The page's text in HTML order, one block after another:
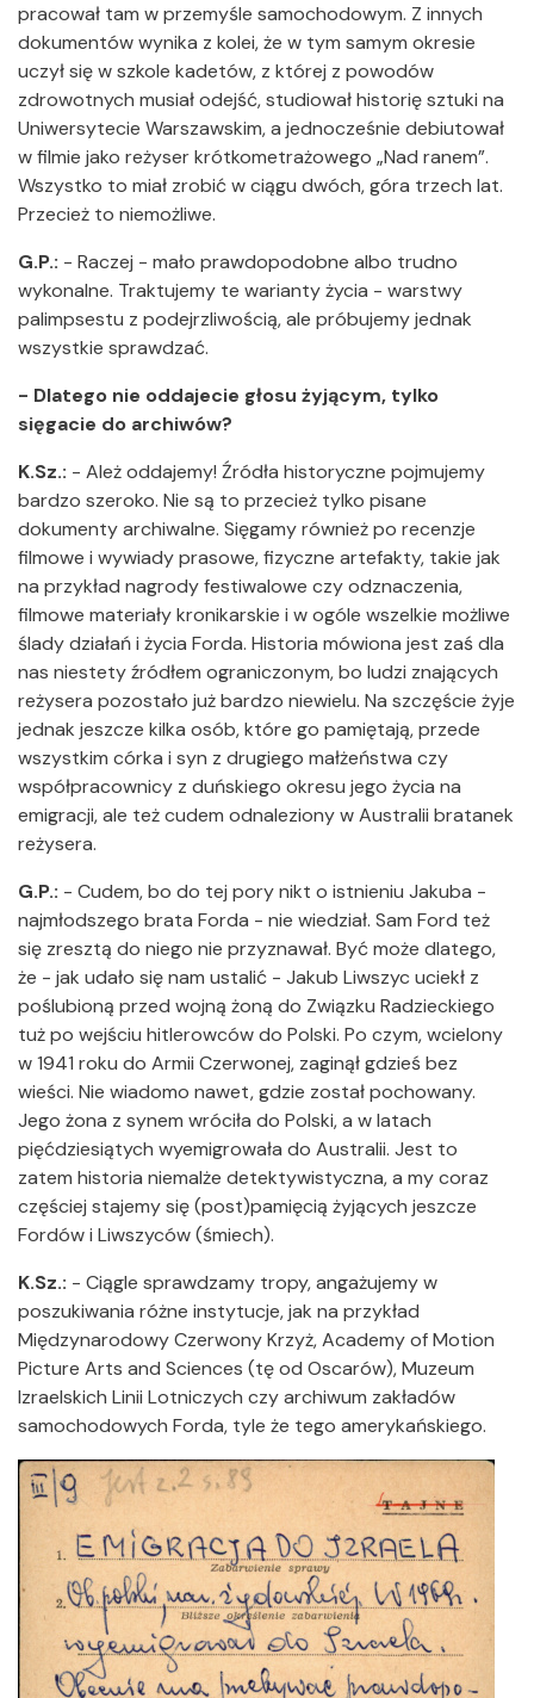
pracował tam w przemyśle samochodowym. Z innych
dokumentów wynika z kolei, że w tym samym okresie
uczył się w szkole kadetów, z której z powodów
zdrowotnych musiał odejść, studiował historię sztuki na
Uniwersytecie Warszawskim, a jednocześnie debiutował
w filmie jako reżyser krótkometrażowego „Nad ranem”.
Wszystko to miał zrobić w ciągu dwóch, góra trzech lat.
Przecież to niemożliwe.
G.P.: - Raczej - mało prawdopodobne albo trudno
wykonalne. Traktujemy te warianty życia - warstwy
palimpsestu z podejrzliwością, ale próbujemy jednak
wszystkie sprawdzać.
- Dlatego nie oddajecie głosu żyjącym, tylko
sięgacie do archiwów?
K.Sz.: - Ależ oddajemy! Źródła historyczne pojmujemy
bardzo szeroko. Nie są to przecież tylko pisane
dokumenty archiwalne. Sięgamy również po recenzje
filmowe i wywiady prasowe, fizyczne artefakty, takie jak
na przykład nagrody festiwalowe czy odznaczenia,
filmowe materiały kronikarskie i w ogóle wszelkie możliwe
ślady działań i życia Forda. Historia mówiona jest zaś dla
nas niestety źródłem ograniczonym, bo ludzi znających
reżysera pozostało już bardzo niewielu. Na szczęście żyje
jednak jeszcze kilka osób, które go pamiętają, przede
wszystkim córka i syn z drugiego małżeństwa czy
współpracownicy z duńskiego okresu jego życia na
emigracji, ale też cudem odnaleziony w Australii bratanek
reżysera.
G.P.: - Cudem, bo do tej pory nikt o istnieniu Jakuba -
najmłodszego brata Forda - nie wiedział. Sam Ford też
się zresztą do niego nie przyznawał. Być może dlatego,
że - jak udało się nam ustalić - Jakub Liwszyc uciekł z
poślubioną przed wojną żoną do Związku Radzieckiego
tuż po wejściu hitlerowców do Polski. Po czym, wcielony
w 1941 roku do Armii Czerwonej, zaginął gdzieś bez
wieści. Nie wiadomo nawet, gdzie został pochowany.
Jego żona z synem wróciła do Polski, a w latach
pięćdziesiątych wyemigrowała do Australii. Jest to
zatem historia niemalże detektywistyczna, a my coraz
częściej stajemy się (post)pamięcią żyjących jeszcze
Fordów i Liwszyców (śmiech).
K.Sz.: - Ciągle sprawdzamy tropy, angażujemy w
poszukiwania różne instytucje, jak na przykład
Międzynarodowy Czerwony Krzyż, Academy of Motion
Picture Arts and Sciences (tę od Oscarów), Muzeum
Izraelskich Linii Lotniczych czy archiwum zakładów
samochodowych Forda, tyle że tego amerykańskiego.